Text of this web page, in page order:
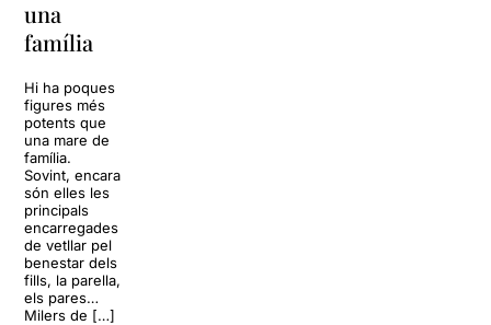
una
família
Hi ha poques
figures més
potents que
una mare de
família.
Sovint, encara
són elles les
principals
encarregades
de vetllar pel
benestar dels
fills, la parella,
els pares…
Milers de […]